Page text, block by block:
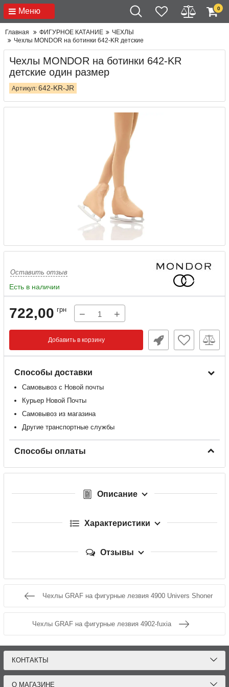
Меню 0
Главная ФИГУРНОЕ КАТАНИЕ
ЧЕХЛЫ
Чехлы MONDOR на ботинки 642-KR детские
Чехлы MONDOR на ботинки 642-KR
детские один размер
Артикул: 642-KR-JR
Оставить отзыв
Есть в наличии
722,00 грн − +
Добавить в корзину
Способы доставки
Самовывоз с Новой почты
Курьер Новой Почты
Самовывоз из магазина
Другие транспортные службы
Способы оплаты
Описание
Характеристики
Отзывы
Чехлы GRAF на фигурные лезвия 4900 Univers Shoner
Чехлы GRAF на фигурные лезвия 4902-fuxia
КОНТАКТЫ
О МАГАЗИНЕ